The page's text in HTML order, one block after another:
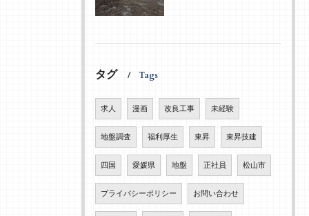
タグ Tags
求人 漫画 改良工事 未経験
地盤調査 福利厚生 東昇 東昇技建
四国 愛媛県 地盤 正社員 松山市
プライバシーポリシー お問い合わせ